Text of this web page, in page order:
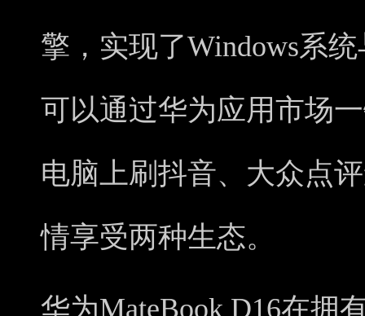
擎，实现了Windows系
可以通过华为应用市场
电脑上刷抖音、大众点
情享受两种生态。
华为MateBook D16在拥